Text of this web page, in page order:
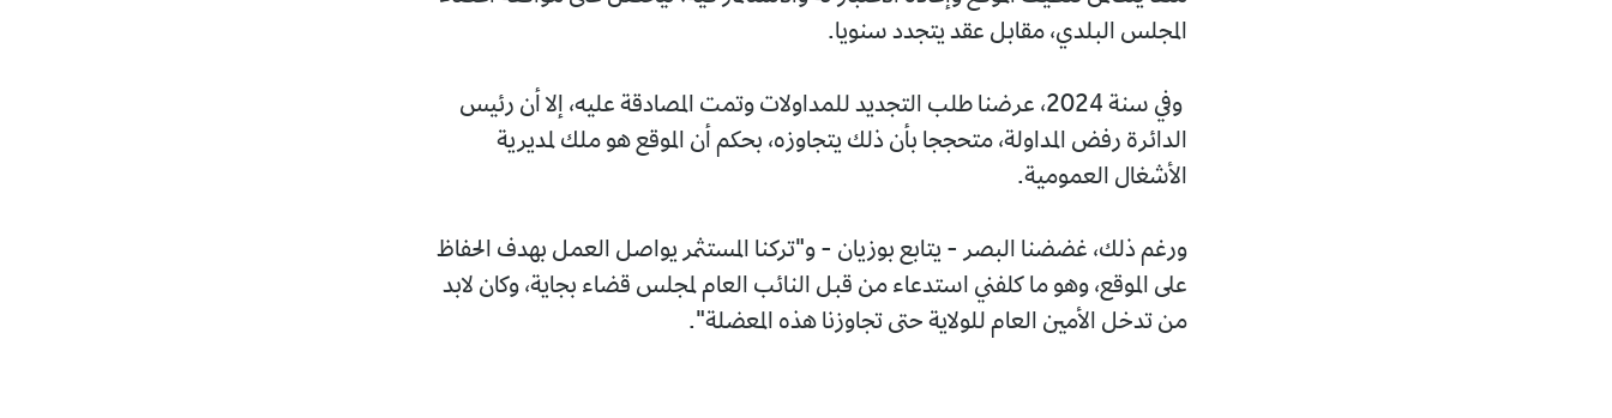
المجلس البلدي، مقابل عقد يتجدد سنويا.
وفي سنة 2024، عرضنا طلب التجديد للمداولات وتمت المصادقة عليه، إلا أن رئيس
الدائرة رفض المداولة، متحججا بأن ذلك يتجاوزه، بحكم أن الموقع هو ملك لمديرية
الأشغال العمومية.
ورغم ذلك، غضضنا البصر - يتابع بوزيان - و"تركنا المستثمر يواصل العمل بهدف الحفاظ
على الموقع، وهو ما كلفني استدعاء من قبل النائب العام لمجلس قضاء بجاية، وكان لابد
من تدخل الأمين العام للولاية حتى تجاوزنا هذه المعضلة".